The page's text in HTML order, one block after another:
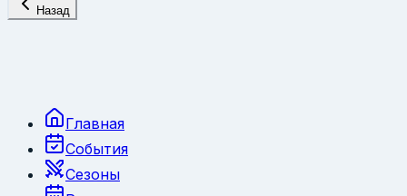
Назад
Главная
События
Сезоны